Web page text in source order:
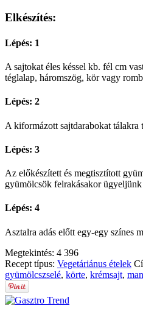
Elkészítés:
Lépés: 1
A sajtokat éles késsel kb. fél cm
téglalap, háromszög, kör vagy
Lépés: 2
A kiformázott sajtdarabokat tálakra
Lépés: 3
Az előkészített és megtisztított
gyümölcsök felrakásakor
Lépés: 4
Asztalra adás előtt egy-egy színes
Megtekintés: 4 396
Recept típus: Vegetáriánus ételek
gyümölcszselé, körte, krémsajt,